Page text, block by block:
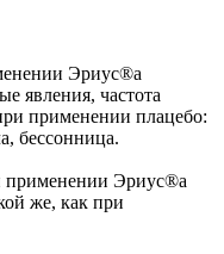
Эриус®а
явления, частота
применении плацебо:
бессонница.
применении Эриус®а
же, как при